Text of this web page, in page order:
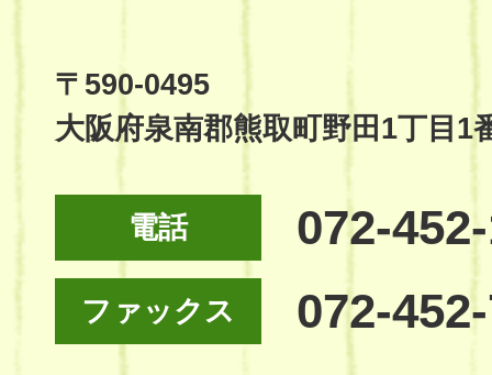
Site
〒590-0495
大阪府泉南郡熊取町野田1丁目1
電話 072-
ファックス 072-